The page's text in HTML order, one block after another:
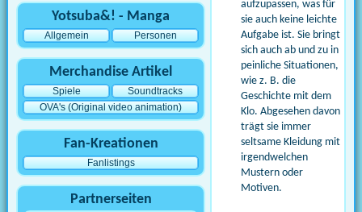
aufzupassen, was für
sie auch keine leichte
Aufgabe ist. Sie bringt
sich auch ab und zu in
peinliche Situationen,
wie z. B. die
Geschichte mit dem
Klo. Abgesehen davon
trägt sie immer
seltsame Kleidung mit
irgendwelchen
Mustern oder
Motiven.
Yotsuba&! - Manga
Allgemein Personen
Merchandise Artikel
Spiele
Soundtracks
OVA's (Original video animation)
Fan-Kreationen
Fanlistings
Partnerseiten